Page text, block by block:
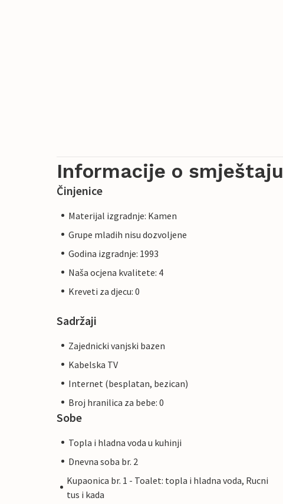
Informacije o smještaju
Činjenice
Materijal izgradnje: Kamen
Grupe mladih nisu dozvoljene
Godina izgradnje: 1993
Naša ocjena kvalitete: 4
Kreveti za djecu: 0
Sadržaji
Zajednicki vanjski bazen
Kabelska TV
Internet (besplatan, bezican)
Broj hranilica za bebe: 0
Sobe
Topla i hladna voda u kuhinji
Dnevna soba br. 2
Kupaonica br. 1 - Toalet: topla i hladna voda, Rucni
tus i kada